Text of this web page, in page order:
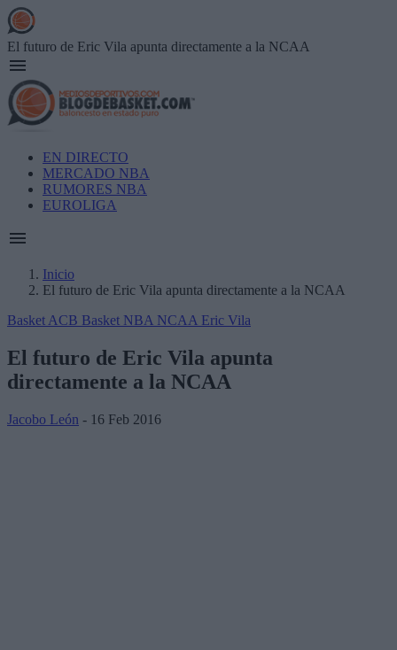
Skip
to
main
content
El futuro de Eric Vila apunta directamente a la NCAA
Main
navigation
EN DIRECTO
MERCADO NBA
RUMORES NBA
EUROLIGA
Breadcrumb
Inicio
El futuro de Eric Vila apunta directamente a la NCAA
Basket ACB Basket NBA NCAA Eric Vila
El futuro de Eric Vila apunta
directamente a la NCAA
Jacobo León - 16 Feb 2016